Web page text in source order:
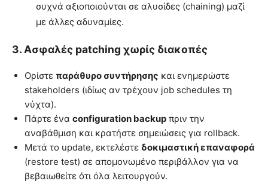
συχνά αξιοποιούνται σε αλυσίδες (chaining) μαζί
με άλλες αδυναμίες.
3. Ασφαλές patching χωρίς διακοπές
Ορίστε παράθυρο συντήρησης και ενημερώστε
stakeholders (ιδίως αν τρέχουν job schedules τη
νύχτα).
Πάρτε ένα configuration backup πριν την
αναβάθμιση και κρατήστε σημειώσεις για rollback.
Μετά το update, εκτελέστε δοκιμαστική επαναφορά
(restore test) σε απομονωμένο περιβάλλον για να
βεβαιωθείτε ότι όλα λειτουργούν.